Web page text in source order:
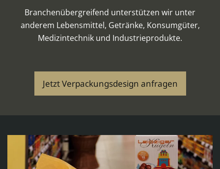
Branchenübergreifend unterstützen wir unter
anderem Lebensmittel, Getränke, Konsumgüter,
Medizintechnik und Industrieprodukte.
Jetzt Verpackungsdesign anfragen